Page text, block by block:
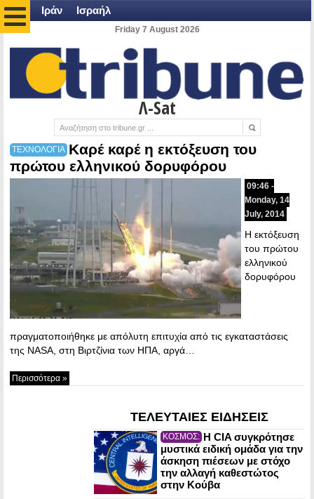
Ιράν Ισραήλ
Friday 7 August 2026
Λ-Sat
ΤΕΧΝΟΛΟΓΙΑ Καρέ καρέ η εκτόξευση του
πρώτου ελληνικού δορυφόρου
09:46 -
Monday, 14
July, 2014
Η εκτόξευση
του πρώτου
ελληνικού
δορυφόρου
πραγματοποιήθηκε με απόλυτη επιτυχία από τις εγκαταστάσεις
της NASA, στη Βιρτζίνια των ΗΠΑ, αργά…
Περισσότερα »
ΤΕΛΕΥΤΑΙΕΣ ΕΙΔΗΣΕΙΣ
ΚΟΣΜΟΣ: Η CIA συγκρότησε
μυστικά ειδική ομάδα για την
άσκηση πιέσεων με στόχο
την αλλαγή καθεστώτος
στην Κούβα